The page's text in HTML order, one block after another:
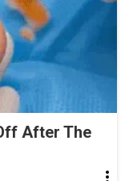
After The